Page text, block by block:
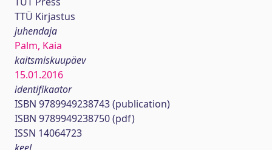
TTÜ Kirjastus
juhendaja
Palm, Kaia
kaitsmiskuupäev
15.01.2016
identifikaator
ISBN 9789949238743 (publication)
ISBN 9789949238750 (pdf)
ISSN 14064723